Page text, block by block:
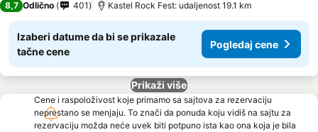
8,7 Odlično 401 Kastel Rock Fest: udaljenost 19.1 km
Izaberi datume da bi se prikazale
tačne cene
Pogledaj cene
Prikaži više
Cene i raspoloživost koje primamo sa sajtova za rezervaciju
neprestano se menjaju. To znači da ponuda koju vidiš na sajtu za
rezervaciju možda neće uvek biti potpuno ista kao ona koja je bila